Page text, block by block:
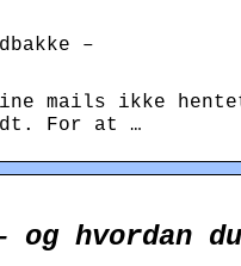
–
mails ikke
For at …
og hvordan du